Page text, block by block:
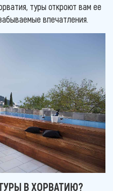
туры откроют вам ее
впечатления.
В ХОРВАТИЮ?